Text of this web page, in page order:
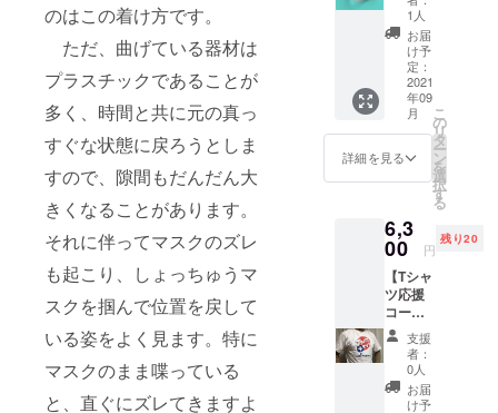
のはこの着け方です。
ただ、曲げている器材は
プラスチックであることが
多く、時間と共に元の真っ
すぐな状態に戻ろうとしま
すので、隙間もだんだん大
きくなることがあります。
それに伴ってマスクのズレ
も起こり、しょっちゅうマ
スクを掴んで位置を戻して
いる姿をよく見ます。特に
マスクのまま喋っている
と、直ぐにズレてきますよ
から御依頼
者様と共に
創る」とい
う事を得意
としていま
す（「創
る」と「造
る」を敢え
ている事で
何か感じて
頂ければ嬉
しいです）
ので、そん
な方を応援
するのも大
好きです。
造形品
です。
金型
による
成型品
が出来
るまで
こちら
をお使
同等で
す。
※こちら
は2021
年7月よ
り順次
発送い
たしま
す。 ②
プロ
ジェク
ト造形
品＋成
型品＋
御礼
メー
ル）】
①製品
仕様の
３Dプリ
ント造
形品
御礼
メール
デザ
インは
成型品
と同じ
で３Dプ
リント
造形品
です。
金型
1人
お届
け予
定：
2021
年09
月
詳細を見る
こ
の
リ
タ
ー
ン
を
選
択
す
る
6,3
00 円
残り20
【Tシャ
ツ応援
コース
（３Dプ
リント
造形品
＋Sサイ
ズTシャ
支援
者：
0人
お届
け予